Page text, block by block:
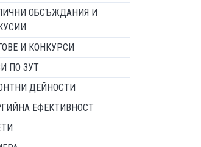
ОБСЪЖДАНИЯ И
И КОНКУРСИ
ПО ЗУТ
ДЕЙНОСТИ
ЕФЕКТИВНОСТ